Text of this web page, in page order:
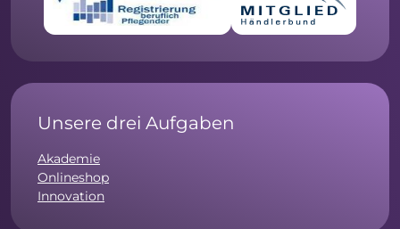
Unsere drei Aufgaben
Akademie
Onlineshop
Innovation